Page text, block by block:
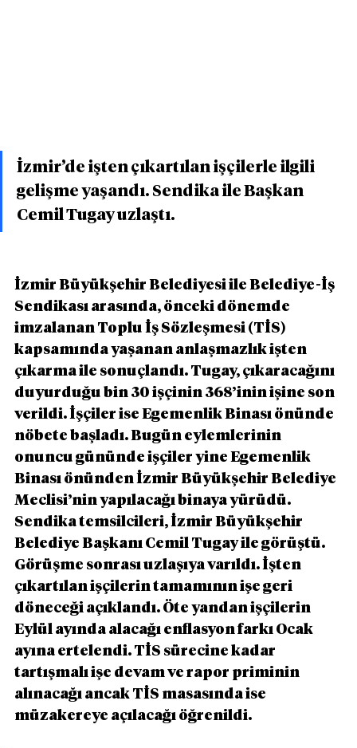
İzmir’de işten çıkartılan işçilerle ilgili
gelişme yaşandı. Sendika ile Başkan
Cemil Tugay uzlaştı.
İzmir Büyükşehir Belediyesi ile Belediye-İş
Sendikası arasında, önceki dönemde
imzalanan Toplu İş Sözleşmesi (TİS)
kapsamında yaşanan anlaşmazlık işten
çıkarma ile sonuçlandı. Tugay, çıkaracağını
duyurduğu bin 30 işçinin 368’inin işine son
verildi. İşçiler ise Egemenlik Binası önünde
nöbete başladı. Bugün eylemlerinin
onuncu gününde işçiler yine Egemenlik
Binası önünden İzmir Büyükşehir Belediye
Meclisi’nin yapılacağı binaya yürüdü.
Sendika temsilcileri, İzmir Büyükşehir
Belediye Başkanı Cemil Tugay ile görüştü.
Görüşme sonrası uzlaşıya varıldı. İşten
çıkartılan işçilerin tamamının işe geri
döneceği açıklandı. Öte yandan işçilerin
Eylül ayında alacağı enflasyon farkı Ocak
ayına ertelendi. TİS sürecine kadar
tartışmalı işe devam ve rapor priminin
alınacağı ancak TİS masasında ise
müzakereye açılacağı öğrenildi.